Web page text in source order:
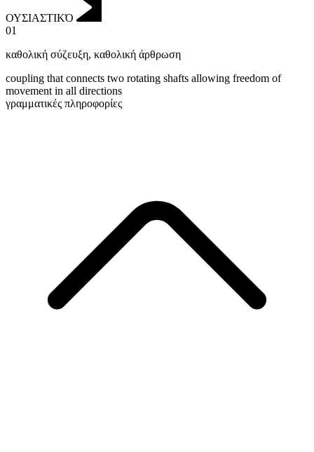
ΟΥΣΙΑΣΤΙΚΌ
01
καθολική σύζευξη, καθολική άρθρωση
coupling that connects two rotating shafts allowing freedom of
movement in all directions
γραμματικές πληροφορίες